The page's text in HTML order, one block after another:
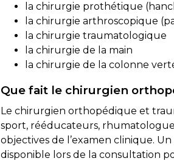
la chirurgie prothétique
la chirurgie arthroscopique
la chirurgie traumatologique
la chirurgie de la main
la chirurgie de la colonne
Que fait le chirurgien
Le chirurgien orthopédique et
sport, rééducateurs,
objectives de l’examen clinique.
disponible lors de la consultation